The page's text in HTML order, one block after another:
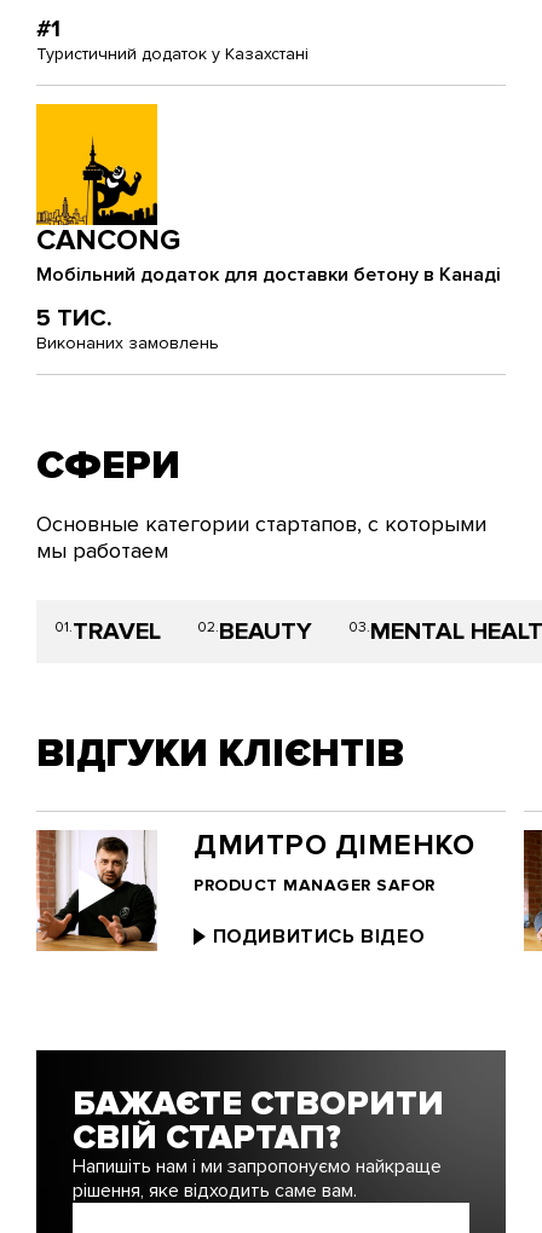
#1
Туристичний додаток у Казахстані
CANCONG
Мобільний додаток для доставки бетону в Канаді
5 ТИС.
Виконаних замовлень
СФЕРИ
Основные категории стартапов, с которыми
мы работаем
01.TRAVEL 02.BEAUTY 03.MENTAL
ВІДГУКИ КЛІЄНТІВ
ПОДИВИТИСЬ ВІДЕО
PRODUCT MANAGER SAFOR
ДМИТРО ДІМЕНКО
БАЖАЄТЕ СТВОРИТИ
СВІЙ СТАРТАП?
Напишіть нам і ми запропонуємо найкраще
рішення, яке відходить саме вам.